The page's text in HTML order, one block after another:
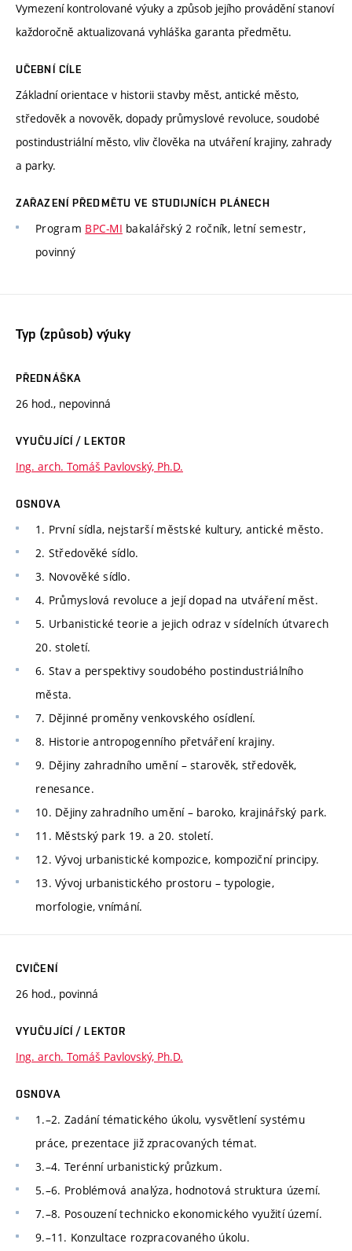
Vymezení kontrolované výuky a způsob jejího provádění stanoví
každoročně aktualizovaná vyhláška garanta předmětu.
UČEBNÍ CÍLE
Základní orientace v historii stavby měst, antické město,
středověk a novověk, dopady průmyslové revoluce, soudobé
postindustriální město, vliv člověka na utváření krajiny, zahrady
a parky.
ZAŘAZENÍ PŘEDMĚTU VE STUDIJNÍCH PLÁNECH
Program BPC-MI bakalářský 2 ročník, letní semestr,
povinný
Typ (způsob) výuky
PŘEDNÁŠKA
26 hod., nepovinná
VYUČUJÍCÍ / LEKTOR
Ing. arch. Tomáš Pavlovský, Ph.D.
OSNOVA
1. První sídla, nejstarší městské kultury, antické město.
2. Středověké sídlo.
3. Novověké sídlo.
4. Průmyslová revoluce a její dopad na utváření měst.
5. Urbanistické teorie a jejich odraz v sídelních útvarech
20. století.
6. Stav a perspektivy soudobého postindustriálního
města.
7. Dějinné proměny venkovského osídlení.
8. Historie antropogenního přetváření krajiny.
9. Dějiny zahradního umění – starověk, středověk,
renesance.
10. Dějiny zahradního umění – baroko, krajinářský park.
11. Městský park 19. a 20. století.
12. Vývoj urbanistické kompozice, kompoziční principy.
13. Vývoj urbanistického prostoru – typologie,
morfologie, vnímání.
CVIČENÍ
26 hod., povinná
VYUČUJÍCÍ / LEKTOR
Ing. arch. Tomáš Pavlovský, Ph.D.
OSNOVA
1.–2. Zadání tématického úkolu, vysvětlení systému
práce, prezentace již zpracovaných témat.
3.–4. Terénní urbanistický průzkum.
5.–6. Problémová analýza, hodnotová struktura území.
7.–8. Posouzení technicko ekonomického využití území.
9.–11. Konzultace rozpracovaného úkolu.